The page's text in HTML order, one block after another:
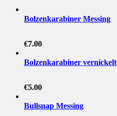
Bolzenkarabiner Messing
€7.00
Bolzenkarabiner vernickelt
€5.00
Bullsnap Messing